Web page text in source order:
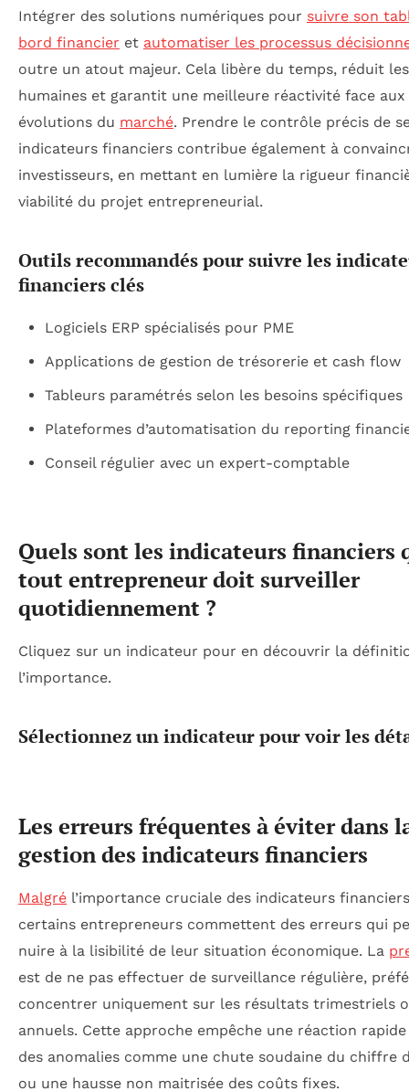
Intégrer des solutions numériques pour suivre son
bord financier et automatiser les processus
outre un atout majeur. Cela libère du temps, réduit
humaines et garantit une meilleure réactivité face aux
évolutions du marché. Prendre le contrôle précis de
indicateurs financiers contribue également à
investisseurs, en mettant en lumière la rigueur
viabilité du projet entrepreneurial.
Outils recommandés pour suivre les
financiers clés
Logiciels ERP spécialisés pour PME
Applications de gestion de trésorerie et cash flow
Tableurs paramétrés selon les besoins spécifiques
Plateformes d’automatisation du reporting
Conseil régulier avec un expert-comptable
Quels sont les indicateurs financiers
tout entrepreneur doit surveiller
quotidiennement ?
Cliquez sur un indicateur pour en découvrir la
l’importance.
Sélectionnez un indicateur pour voir les
Les erreurs fréquentes à éviter dans
gestion des indicateurs financiers
Malgré l’importance cruciale des indicateurs
certains entrepreneurs commettent des erreurs qui
nuire à la lisibilité de leur situation économique. La
est de ne pas effectuer de surveillance régulière,
concentrer uniquement sur les résultats trimestriels
annuels. Cette approche empêche une réaction
des anomalies comme une chute soudaine du chiffre
ou une hausse non maitrisée des coûts fixes.